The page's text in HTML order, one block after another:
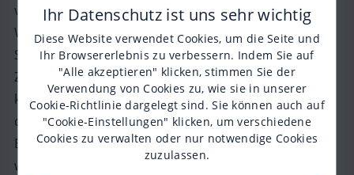
Ihr Datenschutz ist uns sehr wichtig
Diese Website verwendet Cookies, um die Seite und
Ihr Browsererlebnis zu verbessern. Indem Sie auf
"Alle akzeptieren" klicken, stimmen Sie der
Verwendung von Cookies zu, wie sie in unserer
Cookie-Richtlinie dargelegt sind. Sie können auch auf
"Cookie-Einstellungen" klicken, um verschiedene
Cookies zu verwalten oder nur notwendige Cookies
zuzulassen.
vorbeikommen, anrufen oder auf sonstige Art und
Weise präsent sein. Zumindest bis um 18:00 Uhr.
Sonntag jedoch ist mein Tag. Ich brauche die freie
Zeit für mein Seelenheil. Und seit ich mir darüber
klar geworden bin und die Sache konsequent
durchziehe, bin ich weitaus relaxter und mein
Blutdruck ist gesunken. Nur so kann ich auch
weiterhin eine gute Lebensgefährtin, Tochter,